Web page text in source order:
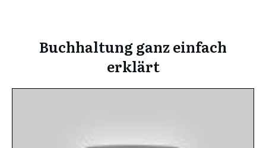
Buchhaltung ganz einfach
erklärt